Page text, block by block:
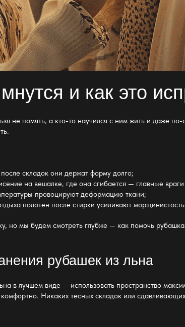
и как это
не помять, а кто-то научился с ним жить и даже по-
складок они держат форму долго;
на вешалке, где она сгибается— главные враги
провоцируют деформацию ткани;
полотен после стирки усиливают
но мы будем смотреть глубже — как помочь
рубашек из льна
в лучшем виде — использовать пространство
Никаких тесных складок или